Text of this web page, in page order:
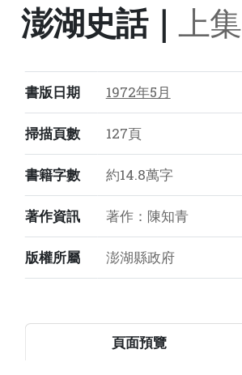
澎湖史話｜ 上集
書版日期 1972年5月
掃描頁數 127頁
書籍字數 約14.8萬字
著作資訊 著作：陳知青
版權所屬 澎湖縣政府
頁面預覽